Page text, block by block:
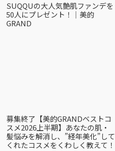
SUQQUの大人気艶肌ファンデを
50人にプレゼント！｜美的
GRAND
募集終了【美的GRANDベストコ
スメ2026上半期】あなたの肌・
髪悩みを解消し、”経年美化”して
くれたコスメをくわしく教えて！